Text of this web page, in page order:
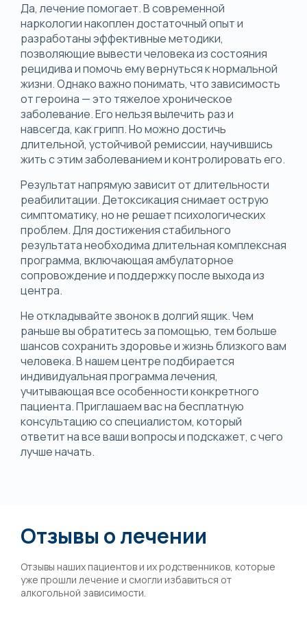
Да, лечение помогает. В современной
наркологии накоплен достаточный опыт и
разработаны эффективные методики,
позволяющие вывести человека из состояния
рецидива и помочь ему вернуться к нормальной
жизни. Однако важно понимать, что зависимость
от героина — это тяжелое хроническое
заболевание. Его нельзя вылечить раз и
навсегда, как грипп. Но можно достичь
длительной, устойчивой ремиссии, научившись
жить с этим заболеванием и контролировать его.
Результат напрямую зависит от длительности
реабилитации. Детоксикация снимает острую
симптоматику, но не решает психологических
проблем. Для достижения стабильного
результата необходима длительная комплексная
программа, включающая амбулаторное
сопровождение и поддержку после выхода из
центра.
Не откладывайте звонок в долгий ящик. Чем
раньше вы обратитесь за помощью, тем больше
шансов сохранить здоровье и жизнь близкого вам
человека. В нашем центре подбирается
индивидуальная программа лечения,
учитывающая все особенности конкретного
пациента. Приглашаем вас на бесплатную
консультацию со специалистом, который
ответит на все ваши вопросы и подскажет, с чего
лучше начать.
Отзывы о лечении
Отзывы наших пациентов и их родственников, которые
уже прошли лечение и смогли избавиться от
алкогольной зависимости.